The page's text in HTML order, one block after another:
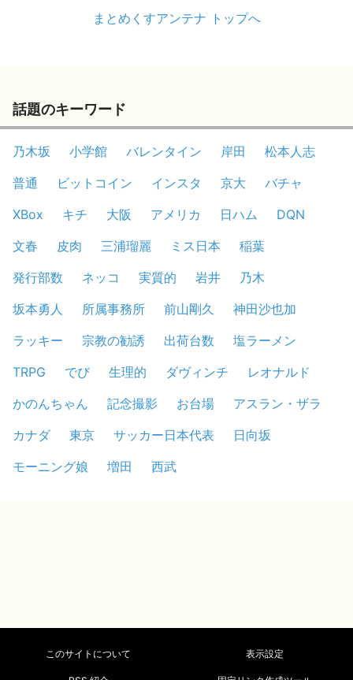
まとめくすアンテナ トップへ
話題のキーワード
乃木坂 小学館 バレンタイン 岸田
松本人志
普通
ビットコイン インスタ 京大
バチャ
XBox
キチ 大阪 アメリカ 日ハム
DQN
文春
皮肉 三浦瑠麗 ミス日本
稲葉
発行部数
ネッコ 実質的 岩井
乃木
坂本勇人
所属事務所 前山剛久
神田沙也加
ラッキー
宗教の勧誘 出荷台数
塩ラーメン
TRPG
でび 生理的 ダヴィンチ
レオナルド
かのんちゃん
記念撮影 お台場
アスラン・ザラ
カナダ
東京 サッカー日本代表
日向坂
モーニング娘
増田 西武
このサイトについて 表示設定